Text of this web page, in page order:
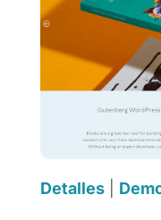
Detalles|